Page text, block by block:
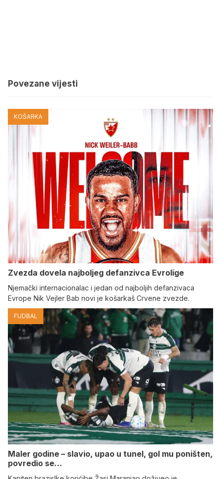
Povezane vijesti
KOŠARKA
Zvezda dovela najboljeg defanzivca Evrolige
Njemački internacionalac i jedan od najboljih defanzivaca
Evrope Nik Vejler Bab novi je košarkaš Crvene zvezde.
FUDBAL
Maler godine – slavio, upao u tunel, gol mu poništen,
povredio se…